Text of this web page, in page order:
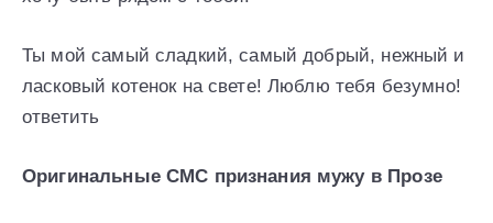
Ты мой самый сладкий, самый добрый, нежный и
ласковый котенок на свете! Люблю тебя безумно!
ответить
Оригинальные СМС признания мужу в Прозе